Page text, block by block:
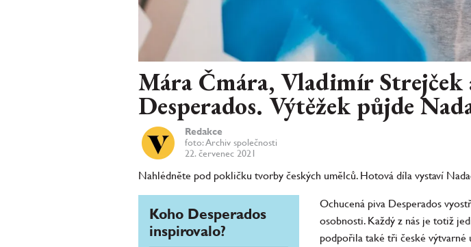
Mára Čmára, Vladimír
Desperados. Výtěžek půjde
Redakce
foto: Archiv společnosti
22. červenec 2021
Nahlédněte pod pokličku tvorby českých umělců. Hotová díla vystaví
Koho Desperados
inspirovalo?
Ochucená piva Desperados
osobnosti. Každý z nás je totiž
podpořila také tři české výtvarné